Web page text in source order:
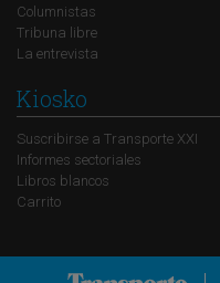
Columnistas
Tribuna libre
La entrevista
Kiosko
Suscribirse a Transporte XXI
Informes sectoriales
Libros blancos
Carrito